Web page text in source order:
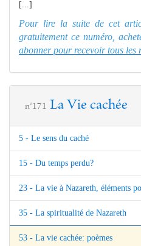
[...]
Pour lire la suite de cet
gratuitement ce numéro,
abonner pour recevoir tous les
n°171 La Vie cachée
5 - Le sens du caché
15 - Du temps perdu?
23 - La vie à Nazareth, éléments
35 - La spiritualité de Nazareth
53 - La vie cachée: poèmes